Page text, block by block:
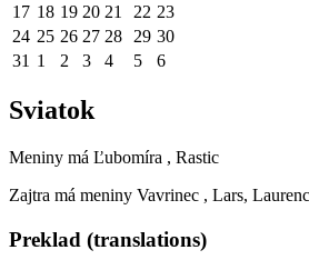
17 18 19 20 21 22 23
24 25 26 27 28 29 30
31 1 2 3 4 5 6
Sviatok
Meniny má Ľubomíra , Rastic
Zajtra má meniny Vavrinec , Lars,
Preklad (translations)